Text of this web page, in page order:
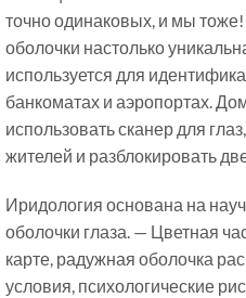
точно одинаковых, и мы
оболочки настолько
используется для
банкоматах и ​​аэропортах.
использовать сканер для
жителей и разблокировать
Иридология основана на
оболочки глаза. — Цветная
карте, радужная оболочка
условия, психологические